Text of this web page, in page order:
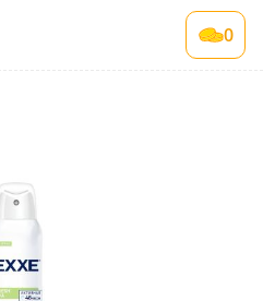
0
Невидимый женский